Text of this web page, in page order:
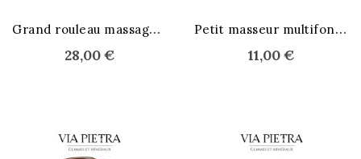
G
rand rouleau massage cellulite
28,00 €
P
etit masseur multifonctions
11,00 €